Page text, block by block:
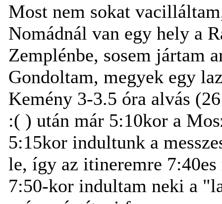
Most nem sokat
Nomádnál van egy hely a
Zemplénbe, sosem jártam
Gondoltam, megyek egy
Kemény 3-3.5 óra alvás
:( ) után már 5:10kor a
5:15kor indultunk a
le, így az itineremre
7:50-kor indultam neki a